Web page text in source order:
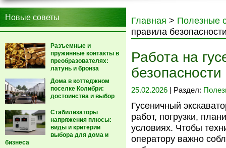
Новые советы
Разъемные и
пружинные контакты в
преобразователях:
латунь и бронза
Дома в коттеджном
поселке Колибри:
достоинства и выбор
Стабилизаторы
напряжения плюсы:
виды и критерии
выбора для дома и
бизнеса
Главная > Полезные
правила
Работа на
25.02.2026 | Раздел:
Гусеничный
работ, погрузки,
условиях. Чтобы
оператору важно